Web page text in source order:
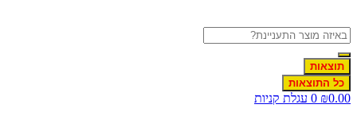
תוצאות
כל התוצאות
₪
0 עגלת קניות